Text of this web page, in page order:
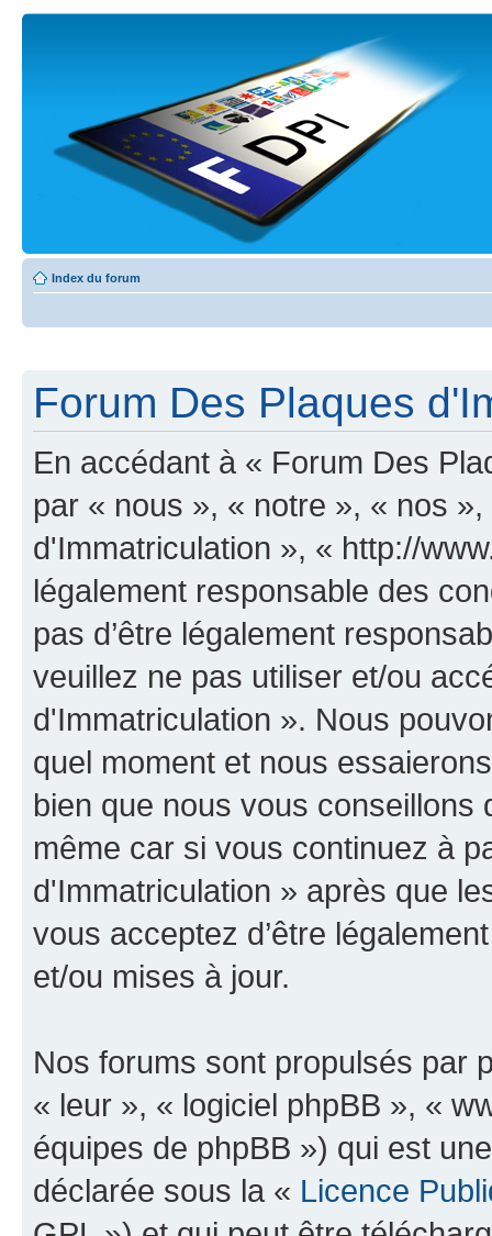
Index du forum
Forum Des Plaques
En accédant à « Forum Des
par « nous », « notre », « nos
d'Immatriculation », « http://
légalement responsable des
pas d’être légalement
veuillez ne pas utiliser et/ou
d'Immatriculation ». Nous
quel moment et nous
bien que nous vous
même car si vous continuez à
d'Immatriculation » après que
vous acceptez d’être
et/ou mises à jour.
Nos forums sont propulsés par
« leur », « logiciel phpBB », «
équipes de phpBB ») qui est
déclarée sous la « Licence